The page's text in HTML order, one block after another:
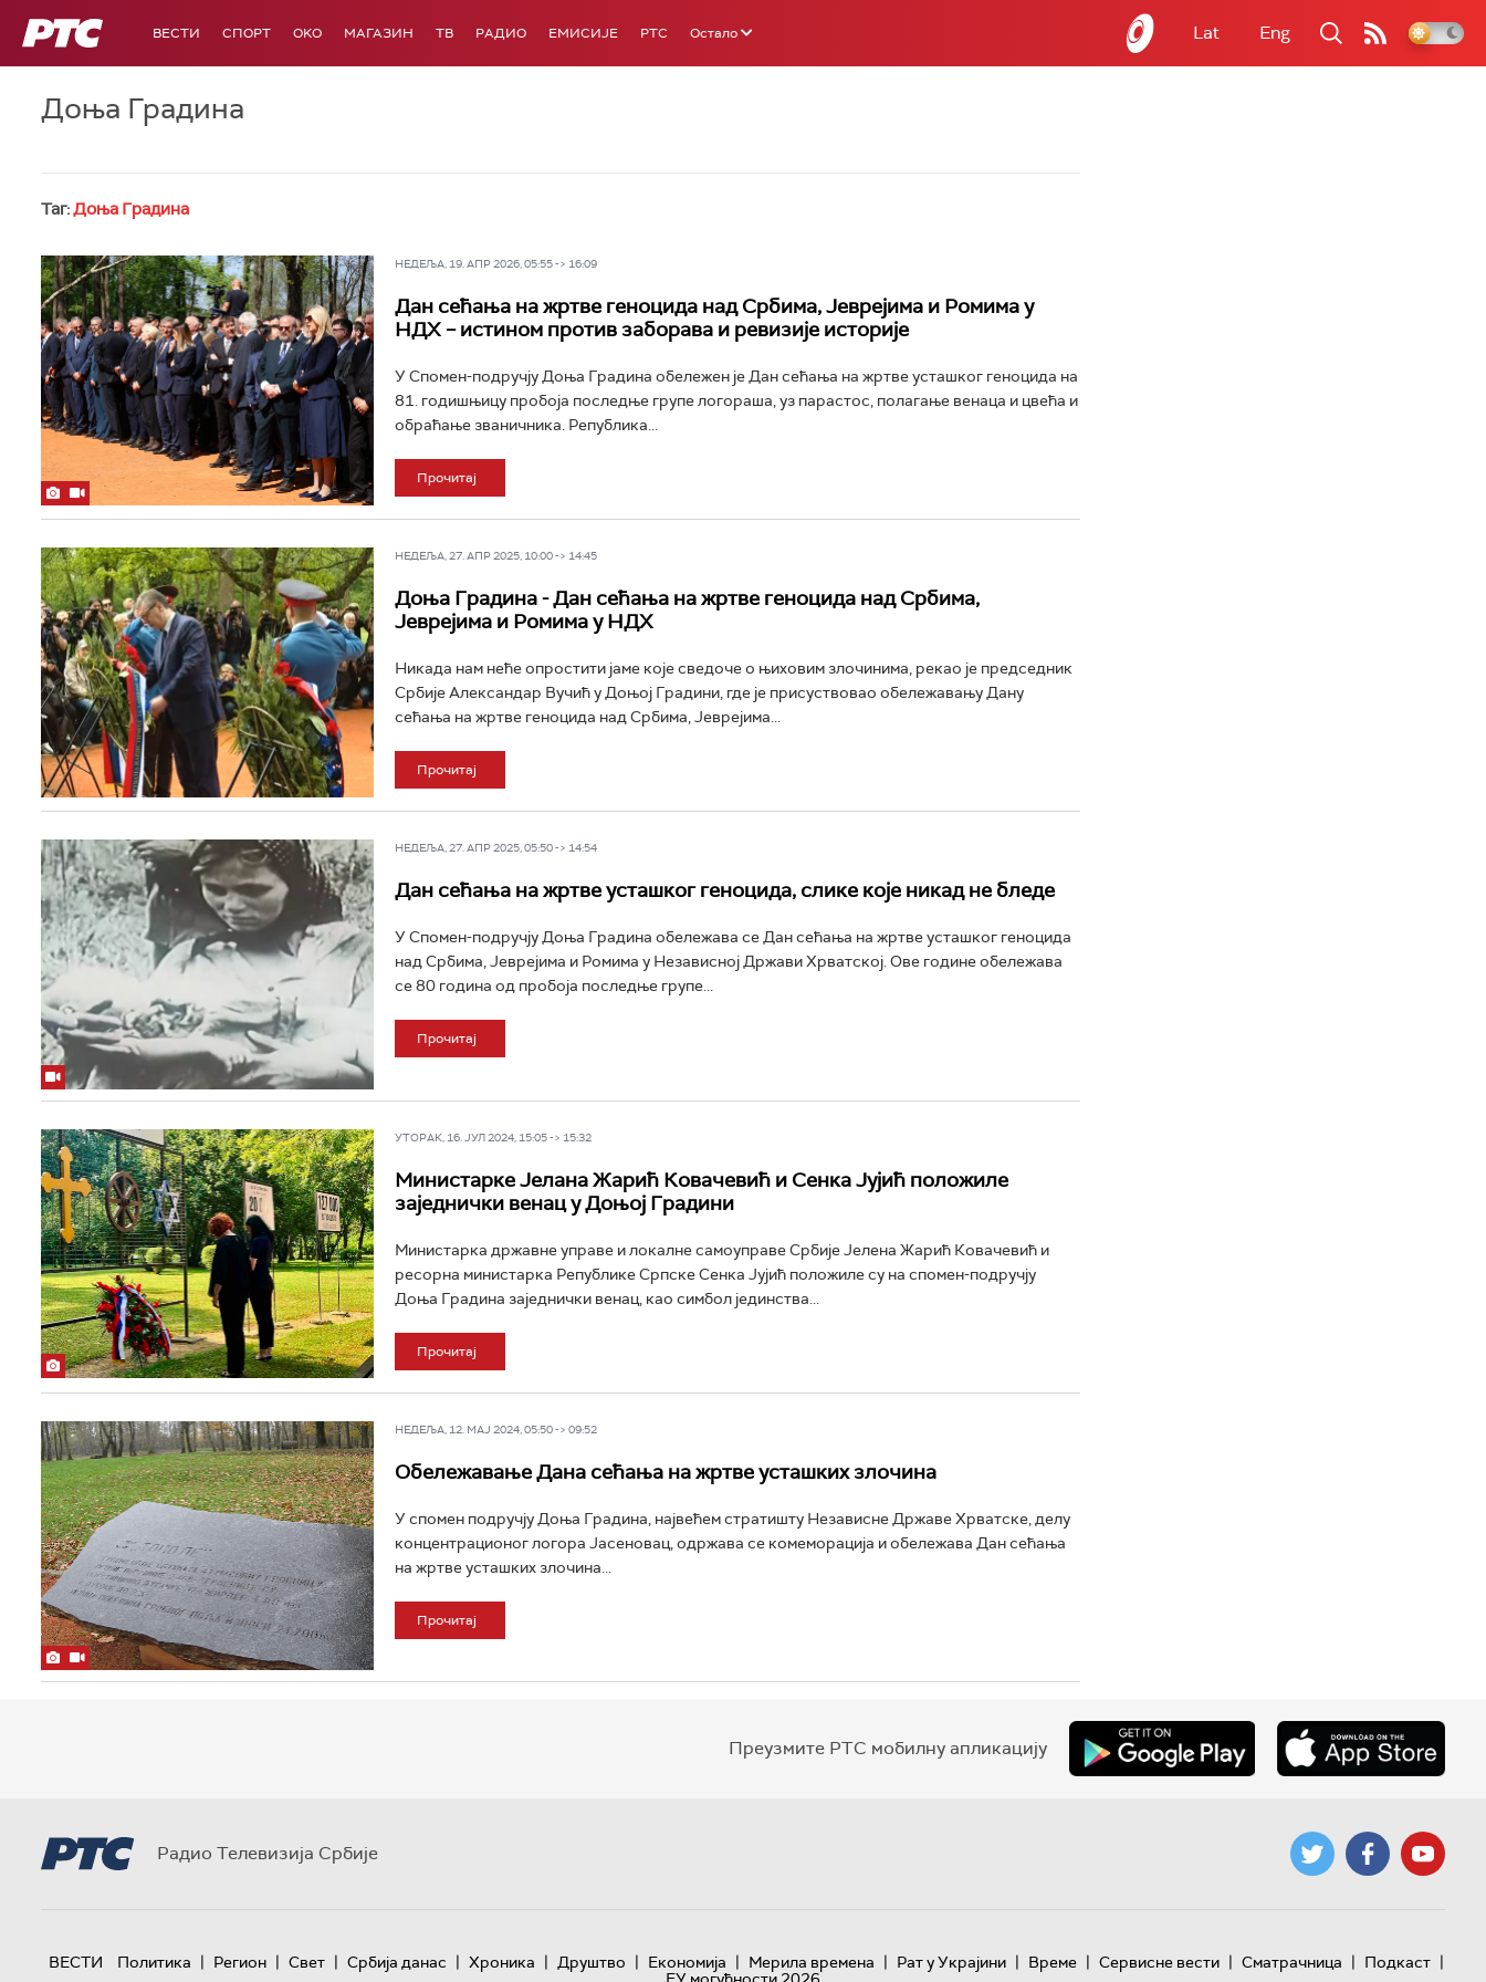
РТС ВЕСТИ СПОРТ OKO МАГАЗИН ТВ РАДИО ЕМИСИЈЕ РТС Остало Lat Eng
Доња Градина
Таг:Доња Градина
НЕДЕЉА, 19. АПР 2026, 05:55 -> 16:09
Дан сећања на жртве геноцида над Србима, Јеврејима и Ромима у
НДХ – истином против заборава и ревизије историје
У Спомен-подручју Доња Градина обележен је Дан сећања на жртве усташког геноцида на
81. годишњицу пробоја последње групе логораша, уз парастос, полагање венaца и цвећа и
обраћање званичника. Република...
Прочитај
НЕДЕЉА, 27. АПР 2025, 10:00 -> 14:45
Доња Градина - Дан сећања на жртве геноцида над Србима,
Јеврејима и Ромима у НДХ
Никада нам неће опростити јаме које сведоче о њиховим злочинима, рекао је председник
Србије Александар Вучић у Доњој Градини, где је присуствовао обележавању Дану
сећања на жртве геноцида над Србима, Јеврејима...
Прочитај
НЕДЕЉА, 27. АПР 2025, 05:50 -> 14:54
Дан сећања на жртве усташког геноцида, слике које никад не бледе
У Спомен-подручју Доња Градина обележава се Дан сећања на жртве усташког геноцида
над Србима, Јеврејима и Ромима у Независној Држави Хрватској. Ове године обележава
се 80 година од пробоја последње групе...
Прочитај
УТОРАК, 16. ЈУЛ 2024, 15:05 -> 15:32
Министарке Јелана Жарић Ковачевић и Сенка Јујић положиле
заједнички венац у Доњој Градини
Министарка државне управе и локалне самоуправе Србије Јелена Жарић Ковачевић и
ресорна министарка Републике Српске Сенка Јујић положиле су на спомен-подручју
Доња Градина заједнички венац, као симбол јединства...
Прочитај
НЕДЕЉА, 12. МАЈ 2024, 05:50 -> 09:52
Oбележавање Дана сећања на жртве усташких злочина
У спомен подручју Доња Градина, највећем стратишту Независне Државе Хрватске, делу
концентрационог логора Јасеновац, одржава се комеморација и обележава Дан сећања
на жртве усташких злочина...
Прочитај
Преузмите РТС мобилну апликацију
Радио Телевизија Србије
ВЕСТИ Политика | Регион | Свет | Србија данас | Хроника | Друштво | Економија | Мерила времена | Рат у Украјини | Време | Сервисне вести | Сматрачница | Подкаст |